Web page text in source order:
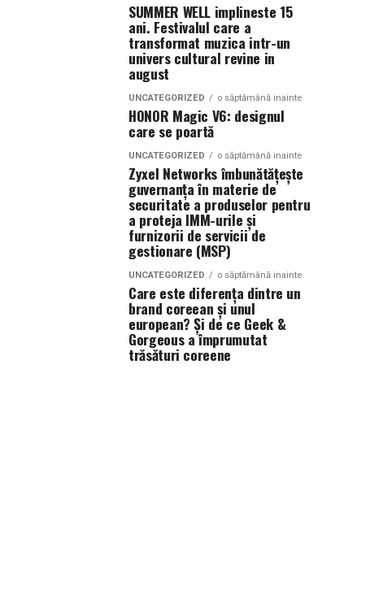
SUMMER WELL implineste 15
ani. Festivalul care a
transformat muzica intr-un
univers cultural revine in
august
UNCATEGORIZED o săptămână inainte
HONOR Magic V6: designul
care se poartă
UNCATEGORIZED o săptămână inainte
Zyxel Networks îmbunătățește
guvernanța în materie de
securitate a produselor pentru
a proteja IMM-urile și
furnizorii de servicii de
gestionare (MSP)
UNCATEGORIZED o săptămână inainte
Care este diferența dintre un
brand coreean și unul
european? Și de ce Geek &
Gorgeous a împrumutat
trăsături coreene